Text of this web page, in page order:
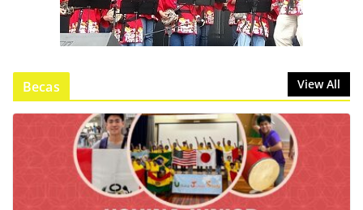
Becas View All